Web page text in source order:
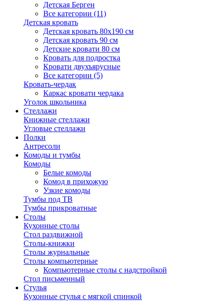
Детская Берген
Все категории (11)
Детская кровать
Детская кровать 80х190 см
Детская кровать 90 см
Детские кровати 80 см
Кровать для подростка
Кровати двухъярусные
Все категории (5)
Кровать-чердак
Каркас кровати чердака
Уголок школьника
Стеллажи
Книжные стеллажи
Угловые стеллажи
Полки
Антресоли
Комоды и тумбы
Комоды
Белые комоды
Комод в прихожую
Узкие комоды
Тумбы под ТВ
Тумбы прикроватные
Столы
Кухонные столы
Стол раздвижной
Столы-книжки
Столы журнальные
Столы компьютерные
Компьютерные столы с надстройкой
Стол письменный
Стулья
Кухонные стулья с мягкой спинкой